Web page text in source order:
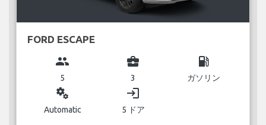
FORD ESCAPE
group
5
business_center
3
local_gas_station
ガソリン
miscellaneous_services
Automatic
login
5 ドア